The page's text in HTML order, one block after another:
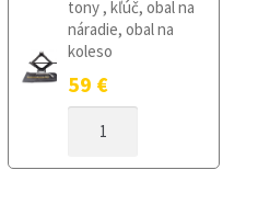
tony , kľúč, obal na
náradie, obal na
koleso
59 €
DOJAZDOVÉ